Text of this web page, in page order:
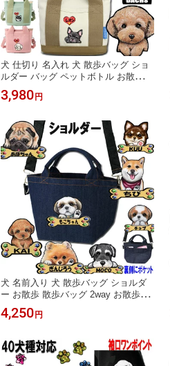
犬 仕切り 名入れ 犬 散歩バッグ ショ
ルダー バッグ ペットボトル お散歩バ
ッグ ショルダーバッグ 肩掛け 斜め掛
け おしゃれ 犬 名入れ レディース お
ワ トイプードル シーズー ダックスフ
ンド シュナウザー 柴犬 父の日
3,980円
犬 名前入り 犬 散歩バッグ ショルダ
ー お散歩 散歩バッグ 2way お散歩バ
ッグ おしゃれ 名入れ 斜めがけ チワ
ワ グッズ トイプードル シーズー 雑
フンド 犬 散歩 バック トートバッグ
誕生日プレゼント 犬用品 父の日
4,250円